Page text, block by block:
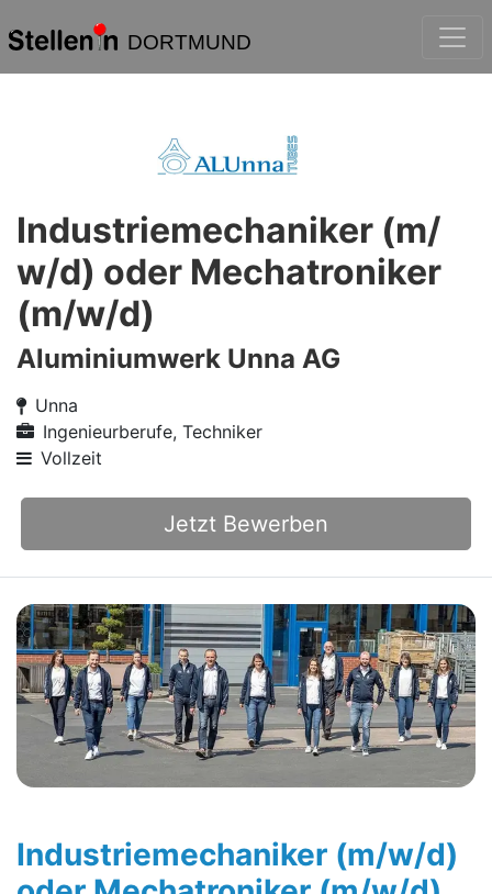
DORTMUND
Industriemechaniker (m/
w/d) oder Mechatroniker
(m/w/d)
Aluminiumwerk Unna AG
Unna
Ingenieurberufe, Techniker
Vollzeit
Jetzt Bewerben
Industriemechaniker (m/w/d)